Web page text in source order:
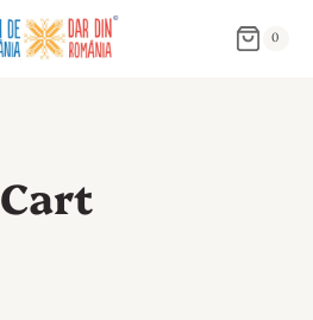
0
Cart